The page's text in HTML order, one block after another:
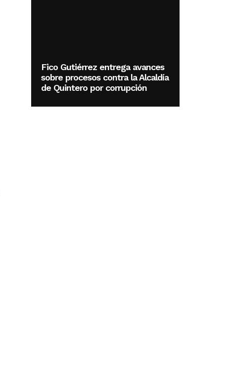
Fico Gutiérrez entrega avances
sobre procesos contra la Alcaldía
de Quintero por corrupción